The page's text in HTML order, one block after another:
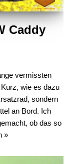
Caddy
vermissten
wie es dazu
sondern
an Bord. Ich
ob das so
»